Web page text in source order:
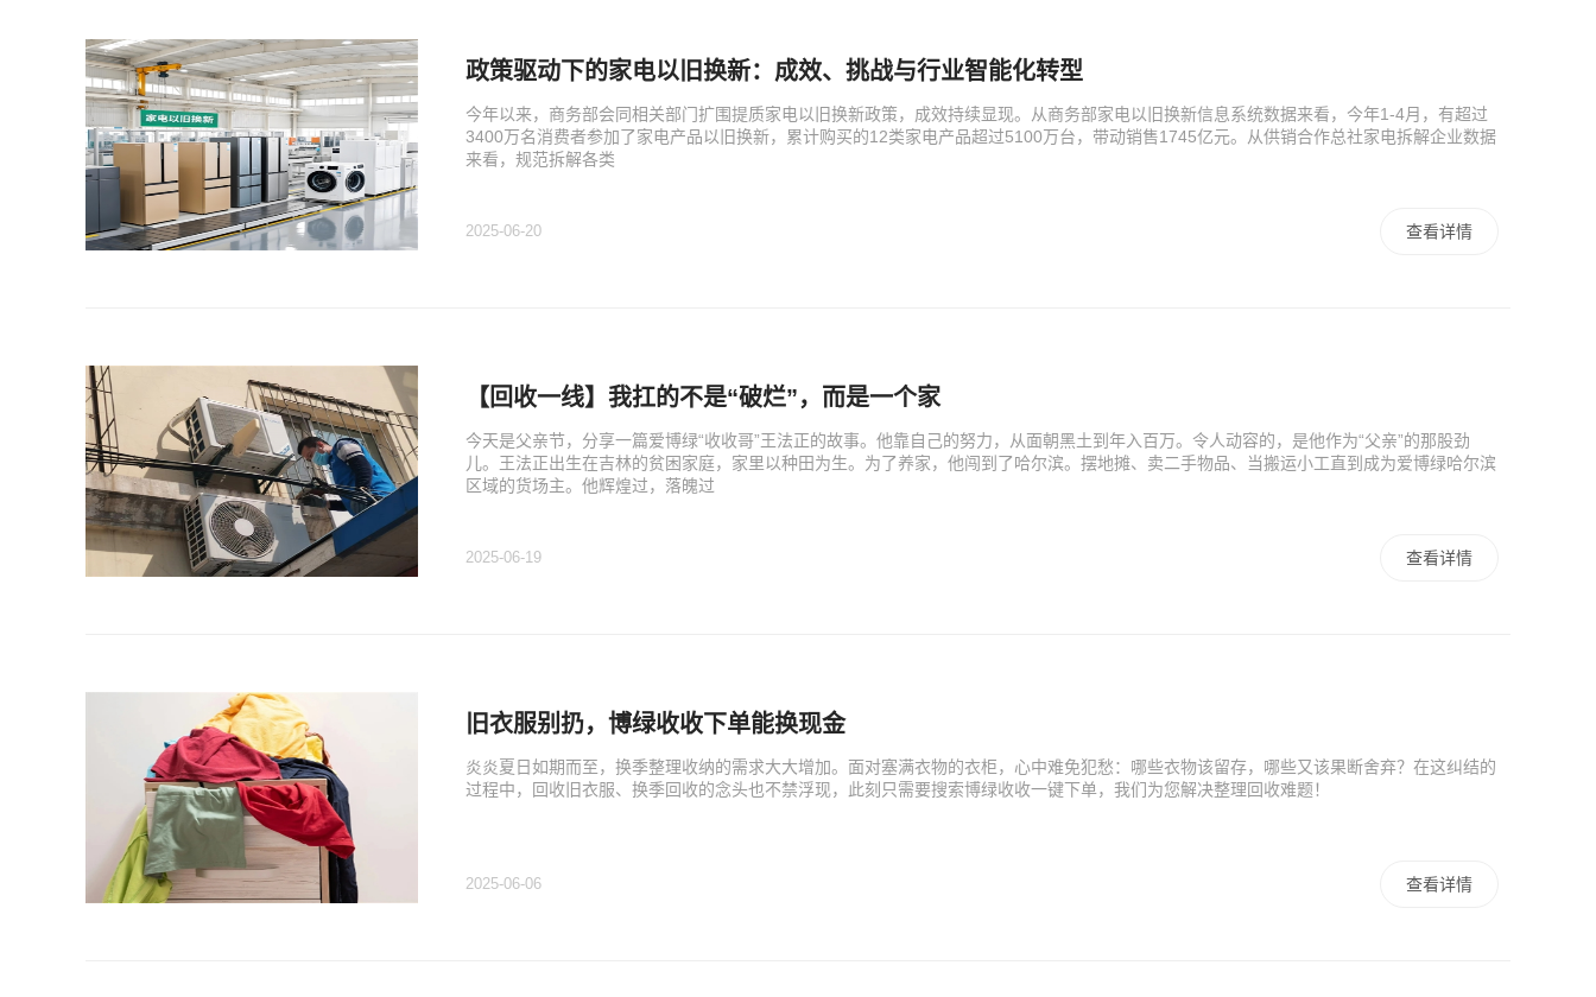
政策驱动下的家电以旧换新：成效、挑战与行业智能化转型
今年以来，商务部会同相关部门扩围提质家电以旧换新政策，成效持续显现。从商务部家电以旧换新信息系统数据来看，今年1-4月，有超过
3400万名消费者参加了家电产品以旧换新，累计购买的12类家电产品超过5100万台，带动销售1745亿元。从供销合作总社家电拆解企业数据
来看，规范拆解各类
2025-06-20 查看详情
【回收一线】我扛的不是“破烂”，而是一个家
今天是父亲节，分享一篇爱博绿“收收哥”王法正的故事。他靠自己的努力，从面朝黑土到年入百万。令人动容的，是他作为“父亲”的那股劲
儿。王法正出生在吉林的贫困家庭，家里以种田为生。为了养家，他闯到了哈尔滨。摆地摊、卖二手物品、当搬运小工直到成为爱博绿哈尔滨
区域的货场主。他辉煌过，落魄过
2025-06-19 查看详情
旧衣服别扔，博绿收收下单能换现金
炎炎夏日如期而至，换季整理收纳的需求大大增加。面对塞满衣物的衣柜，心中难免犯愁：哪些衣物该留存，哪些又该果断舍弃？在这纠结的
过程中，回收旧衣服​、换季回收的念头也不禁浮现，此刻只需要搜索博绿收收一键下单，我们为您解决整理回收难题！
2025-06-06 查看详情